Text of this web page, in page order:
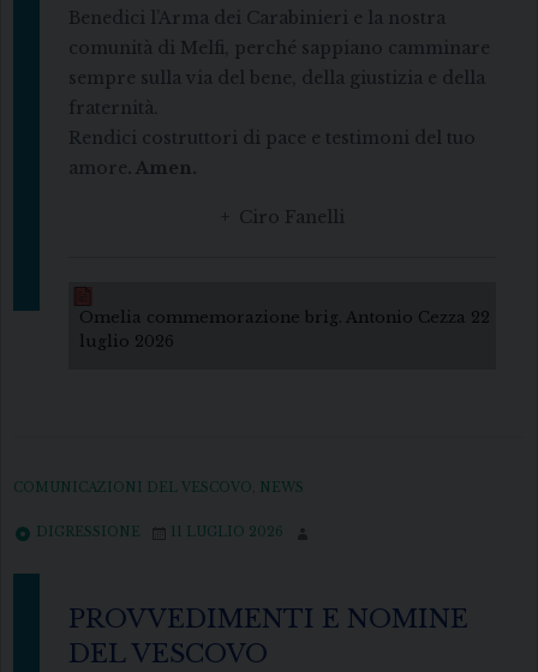
Benedici l’Arma dei Carabinieri e la nostra
comunità di Melfi, perché sappiano camminare
sempre sulla via del bene, della giustizia e della
fraternità.
Rendici costruttori di pace e testimoni del tuo
amore. Amen.
+ Ciro Fanelli
Omelia commemorazione brig. Antonio Cezza 22
luglio 2026
COMUNICAZIONI DEL VESCOVO NEWS
DIGRESSIONE 11 LUGLIO 2026
PROVVEDIMENTI E NOMINE
DEL VESCOVO